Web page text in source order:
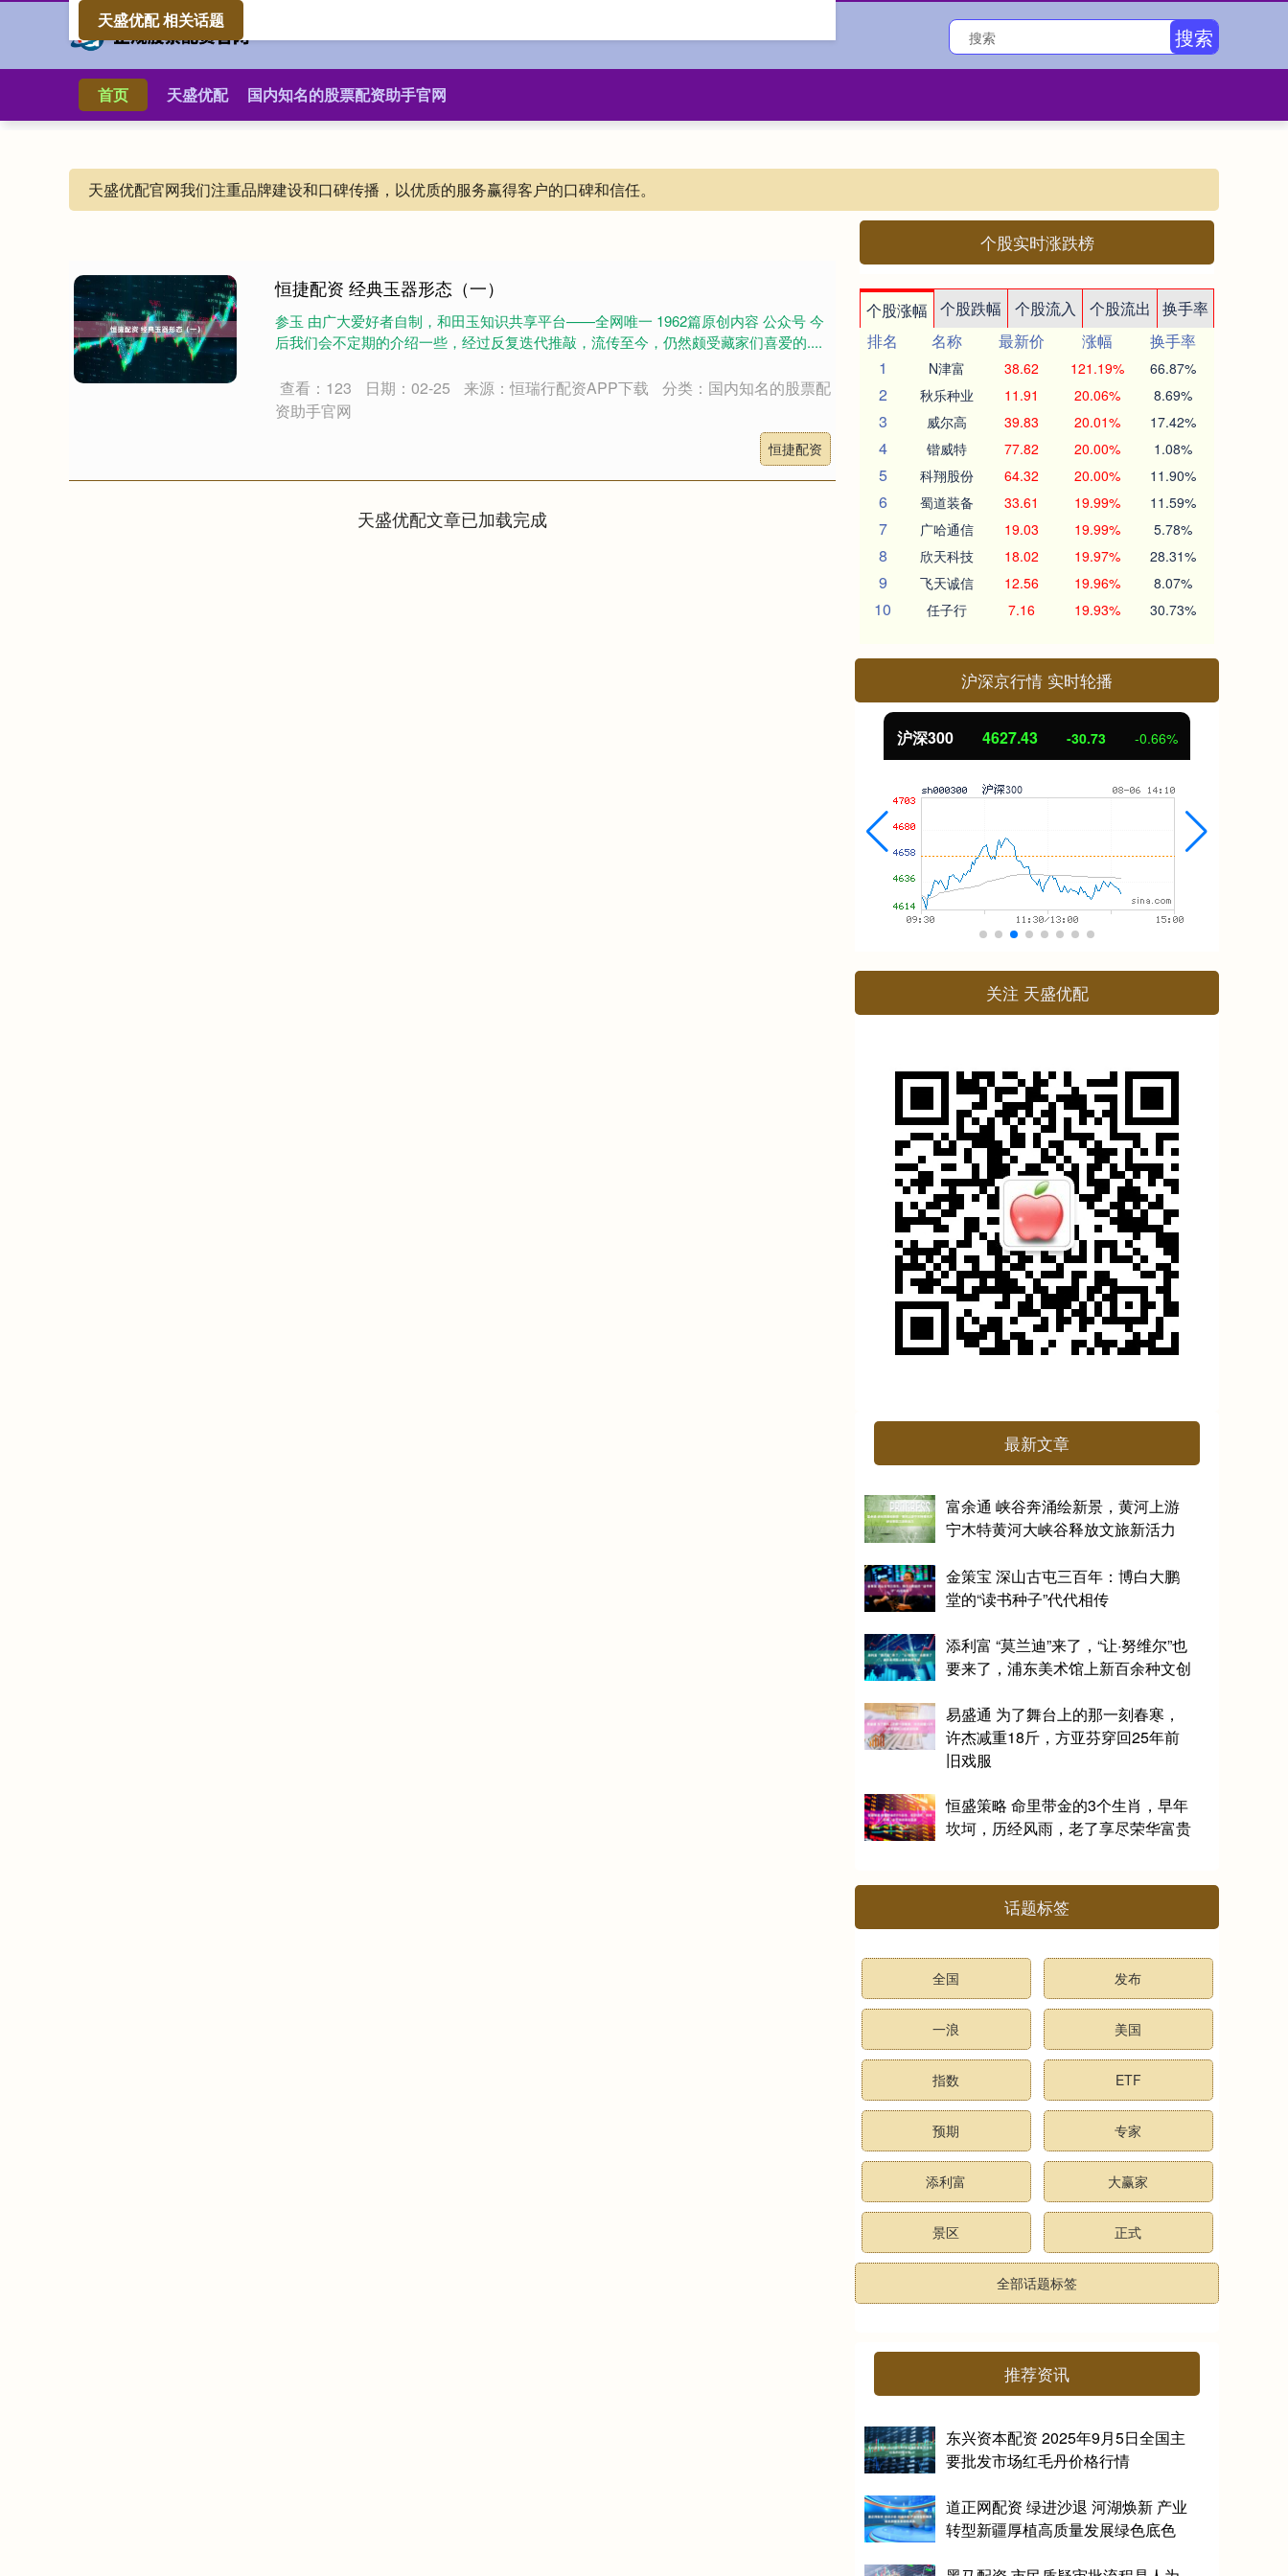
搜索
首页 天盛优配 国内知名的股票配资助手官网
天盛优配官网我们注重品牌建设和口碑传播，以优质的服务赢得客户的口碑和信任。
天盛优配 相关话题
恒捷配资 经典玉器形态（一）
参玉 由广大爱好者自制，和田玉知识共享平台——全网唯一 1962篇原创内容 公众号 今
后我们会不定期的介绍一些，经过反复迭代推敲，流传至今，仍然颇受藏家们喜爱的....
查看：123 日期：02-25 来源：恒瑞行配资APP下载
分类：国内知名的股票配
资助手官网
恒捷配资
天盛优配文章已加载完成
个股实时涨跌榜
个股涨幅 个股跌幅 个股流入 个股流出
换手率
排名
名称 最新价 涨幅
换手率
1
N津富 38.62 121.19% 66.87%
2 秋乐种业 11.91 20.06% 8.69%
3 威尔高 39.83 20.01% 17.42%
4 锴威特 77.82 20.00% 1.08%
5 科翔股份 64.32 20.00% 11.90%
6 蜀道装备 33.61 19.99% 11.59%
7 广哈通信 19.03 19.99% 5.78%
8 欣天科技 18.02 19.97% 28.31%
9 飞天诚信 12.56 19.96% 8.07%
10 任子行 7.16 19.93% 30.73%
沪深京行情 实时轮播
沪深300 4627.43 -30.73 -0.66%
关注 天盛优配
最新文章
富余通 峡谷奔涌绘新景，黄河上游
宁木特黄河大峡谷释放文旅新活力
金策宝 深山古屯三百年：博白大鹏
堂的“读书种子”代代相传
添利富 “莫兰迪”来了，“让·努维尔”也
要来了，浦东美术馆上新百余种文创
易盛通 为了舞台上的那一刻春寒，
许杰减重18斤，方亚芬穿回25年前
旧戏服
恒盛策略 命里带金的3个生肖，早年
坎坷，历经风雨，老了享尽荣华富贵
话题标签
全国 发布
一浪 美国
指数 ETF
预期 专家
添利富 大赢家
景区 正式
全部话题标签
推荐资讯
东兴资本配资 2025年9月5日全国主
要批发市场红毛丹价格行情
道正网配资 绿进沙退 河湖焕新 产业
转型新疆厚植高质量发展绿色底色